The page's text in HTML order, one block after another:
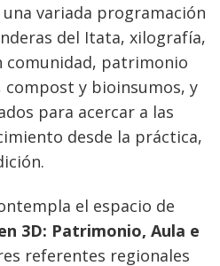
variada programación
del Itata, xilografía,
comunidad, patrimonio
y bioinsumos, y
para acercar a las
desde la práctica,
el espacio de
3D: Patrimonio, Aula e
referentes regionales